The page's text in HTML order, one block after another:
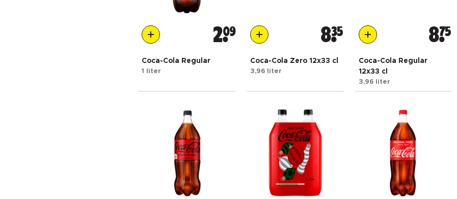
209
Coca-Cola Regular
1 liter
835
Coca-Cola Zero 12x33 cl
3,96 liter
875
Coca-Cola Regular
12x33 cl
3,96 liter